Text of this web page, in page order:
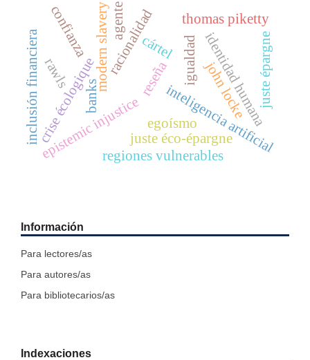
reseña
epistemic injustice
modern slavery
inteligencia artificial
racionalidad identidad humana
crise écologique juste épargne
juste éco-épargne
rawls
inclusión financiera
regiones vulnerables
igualdad
thomas piketty
john locke
egoísmo
cártel
confianza
banks
agente
Información
Para lectores/as
Para autores/as
Para bibliotecarios/as
Indexaciones